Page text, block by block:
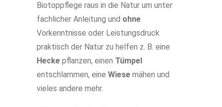
Biotoppflege raus in die Natur um unter
fachlicher Anleitung und ohne
Vorkenntnisse oder Leistungsdruck
praktisch der Natur zu helfen z. B. eine
Hecke pflanzen, einen Tümpel
entschlammen, eine Wiese mähen und
vieles andere mehr.